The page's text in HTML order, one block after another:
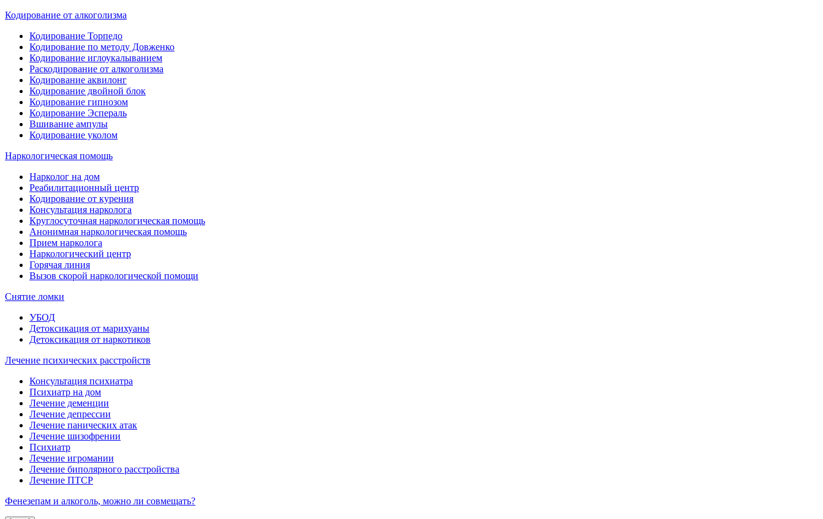
Кодирование от алкоголизма
Кодирование Торпедо
Кодирование по методу Довженко
Кодирование иглоукалыванием
Раскодирование от алкоголизма
Кодирование аквилонг
Кодирование двойной блок
Кодирование гипнозом
Кодирование Эспераль
Вшивание ампулы
Кодирование уколом
Наркологическая помощь
Нарколог на дом
Реабилитационный центр
Кодирование от курения
Консультация нарколога
Круглосуточная наркологическая помощь
Анонимная наркологическая помощь
Прием нарколога
Наркологический центр
Горячая линия
Вызов скорой наркологической помощи
Снятие ломки
УБОД
Детоксикация от марихуаны
Детоксикация от наркотиков
Лечение психических расстройств
Консультация психиатра
Психиатр на дом
Лечение деменции
Лечение депрессии
Лечение панических атак
Лечение шизофрении
Психиатр
Лечение игромании
Лечение биполярного расстройства
Лечение ПТСР
Фенезепам и алкоголь, можно ли совмещать?